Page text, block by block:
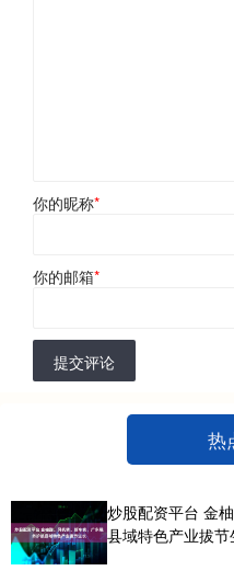
你的昵称*
你的邮箱*
提交评论
热
炒股配资平台 金
县域特色产业拔节